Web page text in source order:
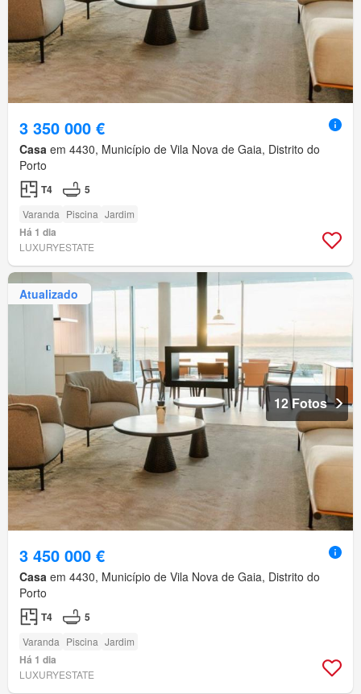
3 350 000 €
Casa em 4430, Município de Vila Nova de Gaia, Distrito do
Porto
T4 5
Varanda Piscina Jardim
Há 1 dia
LUXURYESTATE
Atualizado
12 Fotos
3 450 000 €
Casa em 4430, Município de Vila Nova de Gaia, Distrito do
Porto
T4 5
Varanda Piscina Jardim
Há 1 dia
LUXURYESTATE